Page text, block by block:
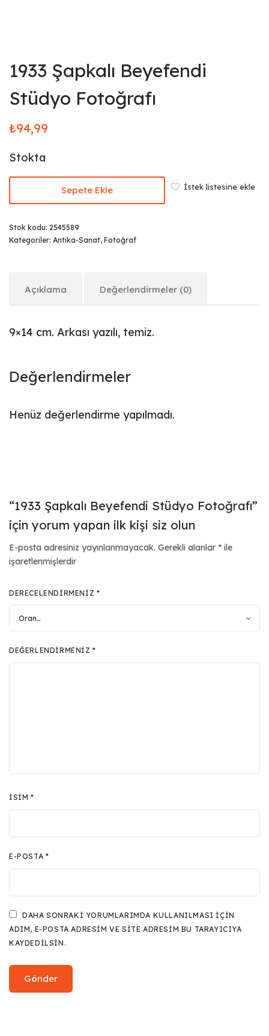
1933 Şapkalı Beyefendi
Stüdyo Fotoğrafı
₺94,99
Stokta
Sepete Ekle İstek listesine ekle
Stok kodu: 2545589
Kategoriler: Antika-Sanat, Fotoğraf
Açıklama Değerlendirmeler (0)
9×14 cm. Arkası yazılı, temiz.
Değerlendirmeler
Henüz değerlendirme yapılmadı.
“1933 Şapkalı Beyefendi Stüdyo Fotoğrafı”
için yorum yapan ilk kişi siz olun
E-posta adresiniz yayınlanmayacak. Gerekli alanlar * ile
işaretlenmişlerdir
DERECELENDIRMENIZ *
DEĞERLENDIRMENIZ*
İSIM*
E-POSTA *
DAHA SONRAKI YORUMLARIMDA KULLANILMASI IÇIN
ADIM, E-POSTA ADRESIM VE SITE ADRESIM BU TARAYICIYA
KAYDEDILSIN.